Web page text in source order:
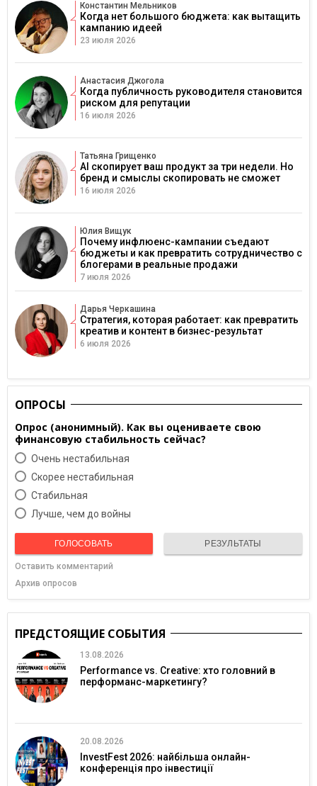
Константин Мельников
Когда нет большого бюджета: как вытащить
кампанию идеей
23 июля 2026
Анастасия Джогола
Когда публичность руководителя становится
риском для репутации
16 июля 2026
Татьяна Грищенко
AI скопирует ваш продукт за три недели. Но
бренд и смыслы скопировать не сможет
16 июля 2026
Юлия Вищук
Почему инфлюенс-кампании съедают
бюджеты и как превратить сотрудничество с
блогерами в реальные продажи
7 июля 2026
Дарья Черкашина
Стратегия, которая работает: как превратить
креатив и контент в бизнес-результат
6 июля 2026
ОПРОСЫ
Опрос (анонимный). Как вы оцениваете свою
финансовую стабильность сейчас?
Очень нестабильная
Скорее нестабильная
Cтабильная
Лучше, чем до войны
ГОЛОСОВАТЬ РЕЗУЛЬТАТЫ
Оставить комментарий
Архив опросов
ПРЕДСТОЯЩИЕ СОБЫТИЯ
13.08.2026
Performance vs. Creative: хто головний в
перформанс-маркетингу?
20.08.2026
InvestFest 2026: найбільша онлайн-
конференція про інвестиції